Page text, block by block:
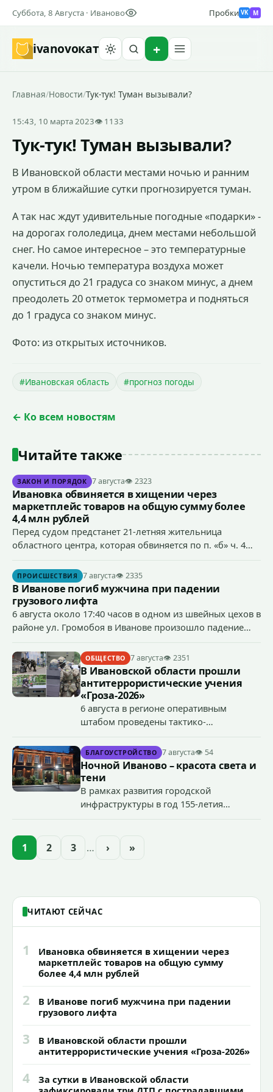
Суббота, 8 Августа · Иваново Пробки VK M
ivanovoкат
Главная/Новости/Тук-тук! Туман вызывали?
15:43, 10 марта 2023👁 1133
Тук-тук! Туман вызывали?
В Ивановской области местами ночью и ранним
утром в ближайшие сутки прогнозируется туман.
А так нас ждут удивительные погодные «подарки» -
на дорогах гололедица, днем местами небольшой
снег. Но самое интересное – это температурные
качели. Ночью температура воздуха может
опуститься до 21 градуса со знаком минус, а днем
преодолеть 20 отметок термометра и подняться
до 1 градуса со знаком минус.
Фото: из открытых источников.
#Ивановская область #прогноз погоды
← Ко всем новостям
Читайте также
ЗАКОН И ПОРЯДОК 7 августа👁 2323
Ивановка обвиняется в хищении через
маркетплейс товаров на общую сумму более
4,4 млн рублей
Перед судом предстанет 21-летняя жительница
областного центра, которая обвиняется по п. «б» ч. 4
сумму более 4,4 млн рублей через маркетплейс.
ПРОИСШЕСТВИЯ 7 августа👁 2335
В Иванове погиб мужчина при падении
грузового лифта
6 августа около 17:40 часов в одном из швейных цехов в
районе ул. Громобоя в Иванове произошло падение
ОБЩЕСТВО 7 августа👁 2351
В Ивановской области прошли
антитеррористические учения
«Гроза-2026»
6 августа в регионе оперативным
штабом проведены тактико-
террористического акта на объекте
органов государственной власти.
«Гроза-2026».
БЛАГОУСТРОЙСТВО 7 августа👁 54
Ночной Иваново – красота света и
тени
В рамках развития городской
инфраструктуры в год 155-летия
проекта подсветки исторических
1 2 3 … › »
ЧИТАЮТ СЕЙЧАС
1
Ивановка обвиняется в хищении через
маркетплейс товаров на общую сумму
более 4,4 млн рублей
2
В Иванове погиб мужчина при падении
грузового лифта
3
В Ивановской области прошли
антитеррористические учения «Гроза-2026»
4
За сутки в Ивановской области